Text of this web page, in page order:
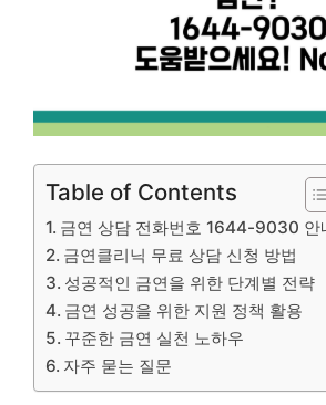
Table of Contents
금연 상담 전화번호 1644-9030 안
금연클리닉 무료 상담 신청 방법
성공적인 금연을 위한 단계별 전략
금연 성공을 위한 지원 정책 활용
꾸준한 금연 실천 노하우
자주 묻는 질문